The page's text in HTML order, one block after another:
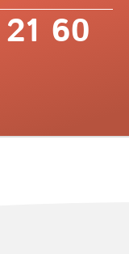
60